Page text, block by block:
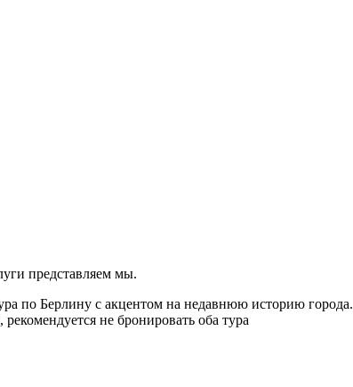
представляем мы.
по Берлину с акцентом на недавнюю историю города.
не бронировать оба тура